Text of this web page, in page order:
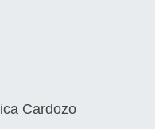
Cardozo